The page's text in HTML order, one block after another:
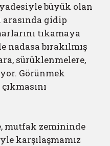
büyük olan
gidip
tıkamaya
nadasa bırakılmış
sürüklenmelere,
Görünmek
mutfak zemininde
karşılaşmamız